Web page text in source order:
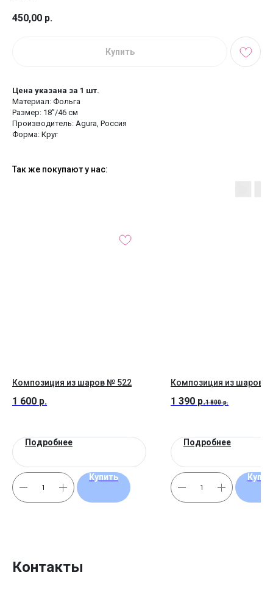
450,00 р.
Купить
Цена указана за 1 шт.
Материал: Фольга
Размер: 18’’/46 см
Производитель: Agura, Россия
Форма: Круг
Так же покупают у нас:
Композиция из шаров № 522
1 600 р.
Подробнее
Купить
Композиция из шаров
1 390 р.1 800 р.
Подробнее
Контакты